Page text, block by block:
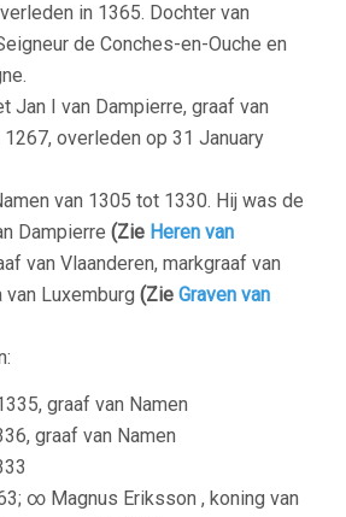
in 1365. Dochter van
de Conches-en-Ouche en
Jan I van Dampierre, graaf van
1267, overleden op 31 January
van 1305 tot 1330. Hij was de
Dampierre (Zie Heren van
van Vlaanderen, markgraaf van
van Luxemburg (Zie Graven van
graaf van Namen
graaf van Namen
∞ Magnus Eriksson , koning van